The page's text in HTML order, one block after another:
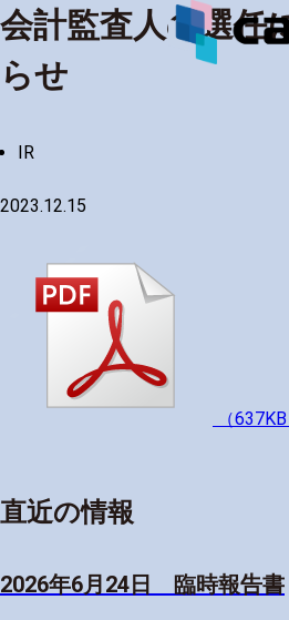
会計監査人の選任
らせ
IR
2023.12.15
（637KB
直近の情報
2026年6月24日 臨時報告書